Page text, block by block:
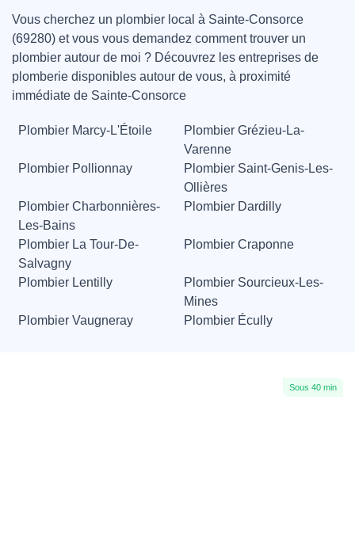
Vous cherchez un plombier local à Sainte-Consorce
(69280) et vous vous demandez comment trouver un
plombier autour de moi ? Découvrez les entreprises de
plomberie disponibles autour de vous, à proximité
immédiate de Sainte-Consorce
Plombier Marcy-L'Étoile
Plombier Grézieu-La-
Varenne
Plombier Pollionnay
Plombier Saint-Genis-Les-
Ollières
Plombier Charbonnières-
Les-Bains
Plombier Dardilly
Plombier La Tour-De-
Salvagny
Plombier Craponne
Plombier Lentilly
Plombier Sourcieux-Les-
Mines
Plombier Vaugneray
Plombier Écully
Sous 40 min